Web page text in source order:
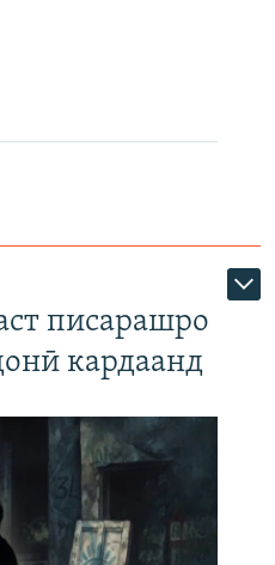
писарашро
кардаанд